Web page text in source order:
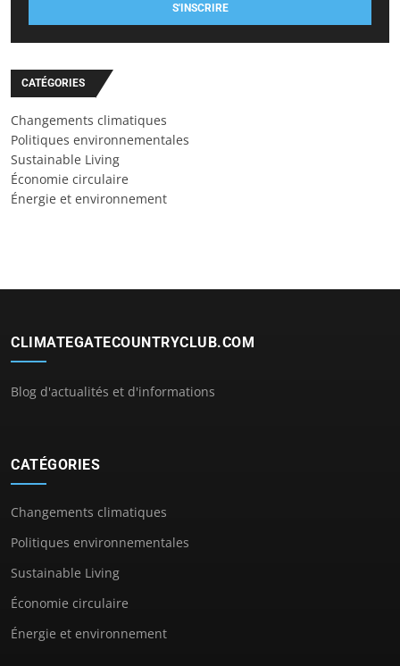
S'INSCRIRE
CATÉGORIES
Changements climatiques
Politiques environnementales
Sustainable Living
Économie circulaire
Énergie et environnement
CLIMATEGATECOUNTRYCLUB.COM
Blog d'actualités et d'informations
CATÉGORIES
Changements climatiques
Politiques environnementales
Sustainable Living
Économie circulaire
Énergie et environnement